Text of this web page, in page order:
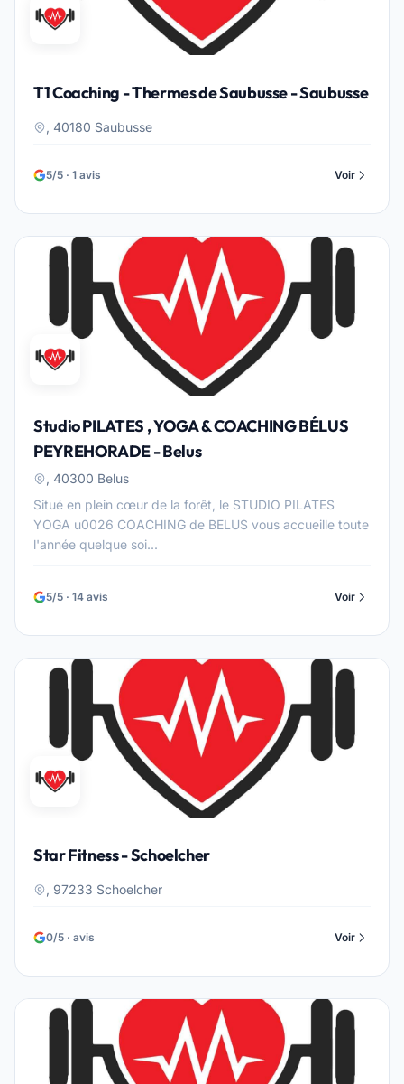
T1 Coaching - Thermes de Saubusse - Saubusse
, 40180 Saubusse
5/5 · 1 avis Voir
Studio PILATES , YOGA & COACHING BÉLUS
PEYREHORADE - Belus
, 40300 Belus
Situé en plein cœur de la forêt, le STUDIO PILATES
YOGA u0026 COACHING de BELUS vous accueille toute
l'année quelque soi...
5/5 · 14 avis Voir
Star Fitness - Schoelcher
, 97233 Schoelcher
0/5 · avis Voir